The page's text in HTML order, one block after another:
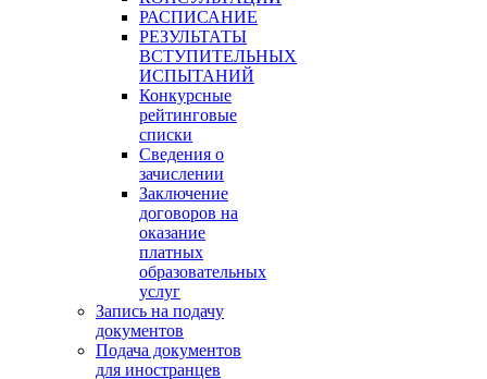
РАСПИСАНИЕ
РЕЗУЛЬТАТЫ
ВСТУПИТЕЛЬНЫХ
ИСПЫТАНИЙ
Конкурсные
рейтинговые
списки
Сведения о
зачислении
Заключение
договоров на
оказание
платных
образовательных
услуг
Запись на подачу
документов
Подача документов
для иностранцев